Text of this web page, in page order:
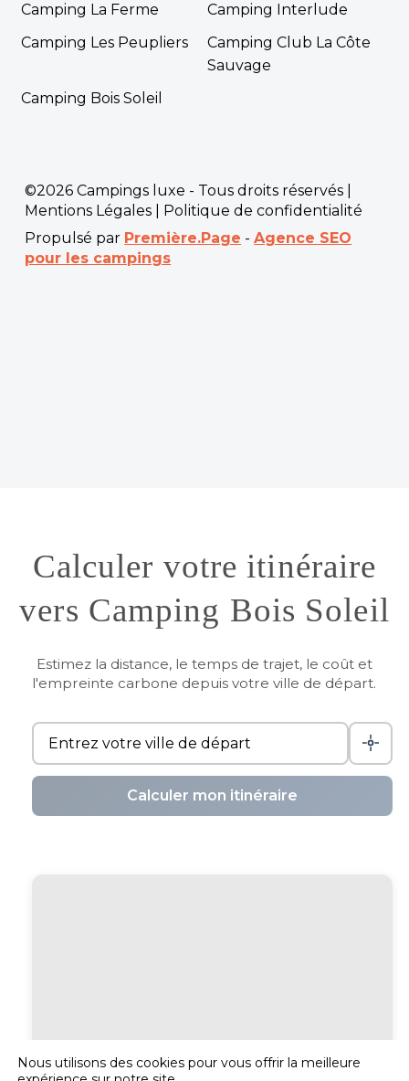
Camping La Ferme
Camping Interlude
Camping Les Peupliers
Camping Club La Côte
Sauvage
Camping Bois Soleil
©2026 Campings luxe - Tous droits réservés |
Mentions Légales
Politique de confidentialité
Propulsé par Première.Page -Agence SEO
pour les campings
Calculer votre itinéraire
vers Camping Bois Soleil
Estimez la distance, le temps de trajet, le coût et
l'empreinte carbone depuis votre ville de départ.
Calculer mon itinéraire
Nous utilisons des cookies pour vous offrir la meilleure